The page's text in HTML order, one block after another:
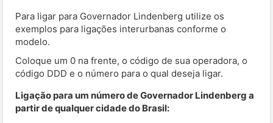
Para ligar para Governador Lindenberg utilize os
exemplos para ligações interurbanas conforme o
modelo.
Coloque um 0 na frente, o código de sua operadora, o
código DDD e o número para o qual deseja ligar.
Ligação para um número de Governador Lindenberg a
partir de qualquer cidade do Brasil: